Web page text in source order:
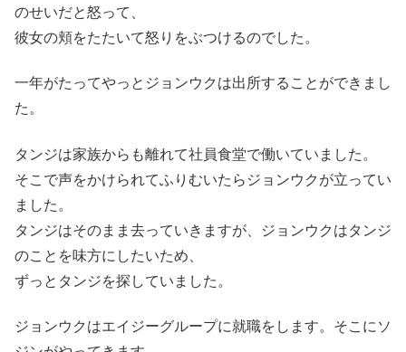
のせいだと怒って、
彼女の頬をたたいて怒りをぶつけるのでした。
一年がたってやっとジョンウクは出所することができまし
た。
タンジは家族からも離れて社員食堂で働いていました。
そこで声をかけられてふりむいたらジョンウクが立ってい
ました。
タンジはそのまま去っていきますが、ジョンウクはタンジ
のことを味方にしたいため、
ずっとタンジを探していました。
ジョンウクはエイジーグループに就職をします。そこにソ